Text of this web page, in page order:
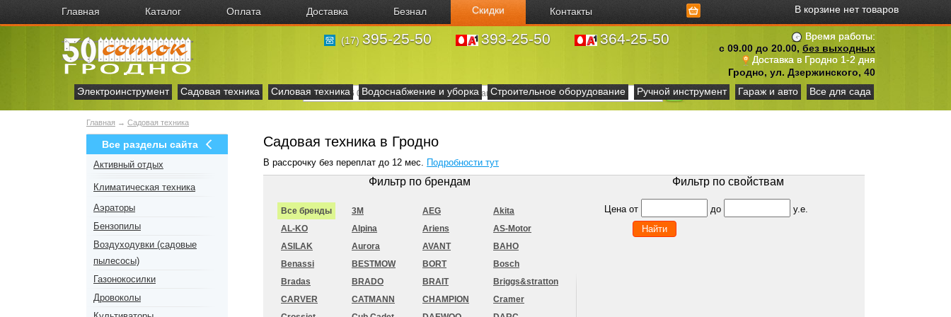
Главная Каталог Оплата Доставка Безнал Скидки Контакты В корзине нет товаров
Время работы:
с 09.00 до 20.00, без выходных
Доставка в Гродно 1-2 дня
Гродно, ул. Дзержинского, 40
(17) 395-25-50 393-25-50 364-25-50
Электроинструмент Садовая техника Силовая техника Водоснабжение и уборка Строительное оборудование Ручной инструмент Гараж и авто Все для сада
Главная → Садовая техника
Все разделы сайта
Активный отдых
Климатическая техника
Аэраторы
Бензопилы
Воздуходувки (садовые
пылесосы)
Газонокосилки
Дровоколы
Садовая техника в Гродно
В рассрочку без переплат до 12 мес. Подробности тут
Фильтр по брендам
Все бренды 3M AEG
Akita
AL-KO
Alpina Ariens
AS-Motor
ASILAK
Aurora AVANT
BAHO
Benassi
BESTMOW BORT
Bosch
Bradas
BRADO BRAIT
Briggs&stratton
CARVER
CATMANN CHAMPION
Cramer
Фильтр по свойствам
Цена от до у.е.